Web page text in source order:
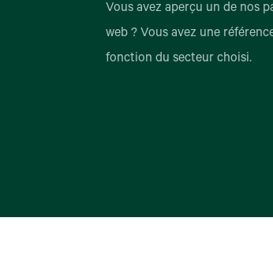
Vous avez aperçu un de nos
web ? Vous avez une
fonction du secteur choisi.